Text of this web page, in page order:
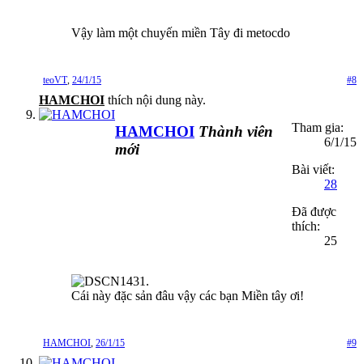
Vậy làm một chuyến miền Tây đi metocdo
#8
teoVT, 24/1/15
HAMCHOI thích nội dung này.
HAMCHOI Thành viên
mới
Tham gia:
6/1/15
Bài viết:
28
Đã được
thích:
25
Cái này đặc sản đâu vậy các bạn Miền tây ơi!
#9
HAMCHOI 26/1/15